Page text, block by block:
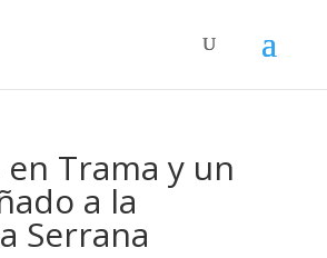
en Trama y un
a la
Serrana